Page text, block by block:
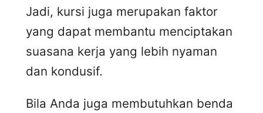
Jadi, kursi juga merupakan faktor
yang dapat membantu menciptakan
suasana kerja yang lebih nyaman
dan kondusif.
Bila Anda juga membutuhkan benda